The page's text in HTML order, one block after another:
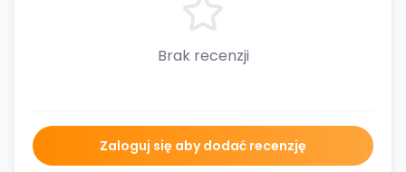
Brak recenzji
Zaloguj się aby dodać recenzję